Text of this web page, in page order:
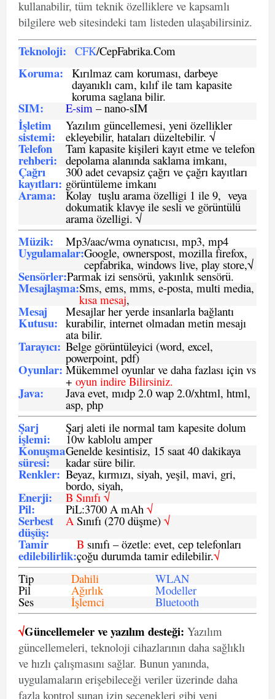
kullanabilir, tüm teknik özelliklere ve kapsamlı
bilgilere web sitesindeki tam listeden ulaşabilirsiniz.
Teknoloji: CFK/CepFabrika.Com
Koruma: Kırılmaz cam koruması, darbeye
dayanıklı cam, kılıf ile tam kapasite
koruma saglana bilir.
SIM: E-sim – nano-sIM
İşletim
sistemi:
Yazılım güncellemesi, yeni özellikler
ekleyebilir, hataları düzeltebilir. √
Telefon
rehberi:
Tam kapasite kişileri kayıt etme ve telefon
depolama alanında saklama imkanı,
Çağrı
kayıtları:
300 adet cevapsiz çağrı ve çağrı kayıtları
görüntüleme imkanı
Arama: Kolay tuşlu arama özelligi 1 ile 9, veya
dokumatik klavye ile sesli ve görüntülü
arama özelligi. √
Müzik: Mp3/aac/wma oynatıcısı, mp3, mp4
Uygulamalar:Google, ownerspost, mozilla firefox,
cepfabrika, windows live, play store,√
Sensörler:Parmak izi sensörü, yakınlık sensörü.
Mesajlaşma:Sms, ems, mms, e-posta, multi media,
kısa mesaj,
Mesaj
Kutusu:
Mesajlar her yerde insanlarla bağlantı
kurabilir, internet olmadan metin mesajı
ata bilir.
Tarayıcı: Belge görüntüleyici (word, excel,
powerpoint, pdf)
Oyunlar: Mükemmel oyunlar ve daha fazlası için vs
+ oyun indire Bilirsiniz.
Java: Java evet, mıdp 2.0 wap 2.0/xhtml, html,
asp, php
Şarj
işlemi:
Şarj aleti ile normal tam kapesite dolum
10w kablolu amper
Konuşma
süresi:
Genelde kesintisiz, 15 saat 40 dakikaya
kadar süre bilir.
Renkler: Beyaz, kırmızı, siyah, yeşil, mavi, gri,
bordo, siyah,
Enerji: B Sınıfı √
Pil: PiL:3700 A mAh √
Serbest
düşüş:
ASınıfı (270 düşme) √
Tamir
edilebilirlik:
B sınıfı – özetle: evet, cep telefonları
çoğu durumda tamir edilebilir.√
Tip
Dahili WLAN
Pil Ağırlık Modeller
Ses İşlemci Bluetooth
√Güncellemeler ve yazılım desteği: Yazılım
güncellemeleri, teknoloji cihazlarının daha sağlıklı
ve hızlı çalışmasını sağlar. Bunun yanında,
uygulamaların erişebileceği veriler üzerinde daha
fazla kontrol sunan izin seçenekleri gibi yeni